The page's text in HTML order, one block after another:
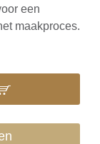
een
maakproces.